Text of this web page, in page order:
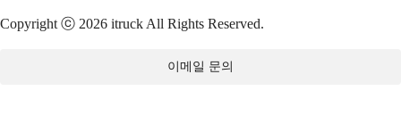
Copyright ⓒ 2026 itruck All Rights Reserved.
이메일 문의